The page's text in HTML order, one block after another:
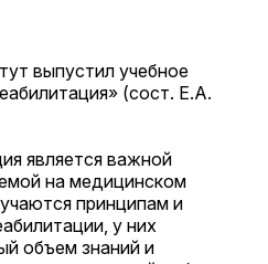
выпустил учебное
(сост. Е.А.
является важной
на медицинском
принципам и
у них
объем знаний и